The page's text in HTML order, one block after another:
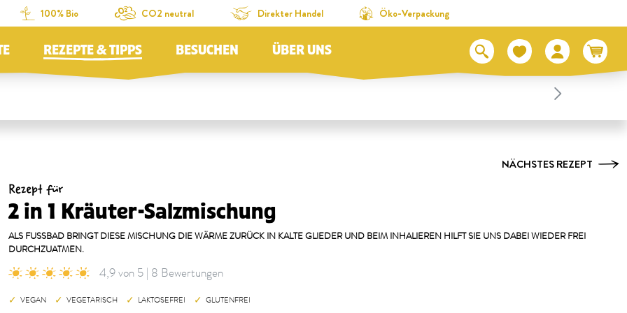
100% Bio CO2 neutral Direkter Handel Öko-Verpackung
REZEPTE & TIPPS BESUCHEN ÜBER UNS
NÄCHSTES REZEPT
Rezept für
2 in 1 Kräuter-Salzmischung
ALS FUSSBAD BRINGT DIESE MISCHUNG DIE WÄRME ZURÜCK IN KALTE GLIEDER UND BEIM INHALIEREN HILFT SIE UNS DABEI WIEDER FREI D
URCHZUATMEN.
4,9 von 5 | 8 Bewertungen
VEGAN VEGETARISCH LAKTOSEFREI GLUTENFREI